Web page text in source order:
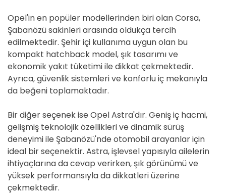
Opel'in en popüler modellerinden biri olan Corsa,
Şabanözü sakinleri arasında oldukça tercih
edilmektedir. Şehir içi kullanıma uygun olan bu
kompakt hatchback model, şık tasarımı ve
ekonomik yakıt tüketimi ile dikkat çekmektedir.
Ayrıca, güvenlik sistemleri ve konforlu iç mekanıyla
da beğeni toplamaktadır.
Bir diğer seçenek ise Opel Astra'dır. Geniş iç hacmi,
gelişmiş teknolojik özellikleri ve dinamik sürüş
deneyimi ile Şabanözü'nde otomobil arayanlar için
ideal bir seçenektir. Astra, işlevsel yapısıyla ailelerin
ihtiyaçlarına da cevap verirken, şık görünümü ve
yüksek performansıyla da dikkatleri üzerine
çekmektedir.